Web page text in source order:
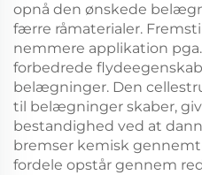
opnå den ønskede
færre råmaterialer.
nemmere applikation
forbedrede
belægninger. Den
til belægninger skaber,
bestandighed ved at
bremser kemisk
fordele opstår gennem